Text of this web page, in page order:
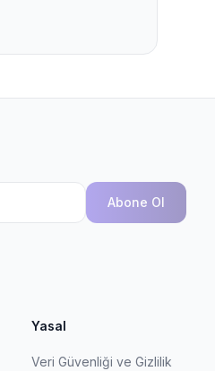
Abone Ol
Yasal
Veri Güvenliği ve Gizlilik